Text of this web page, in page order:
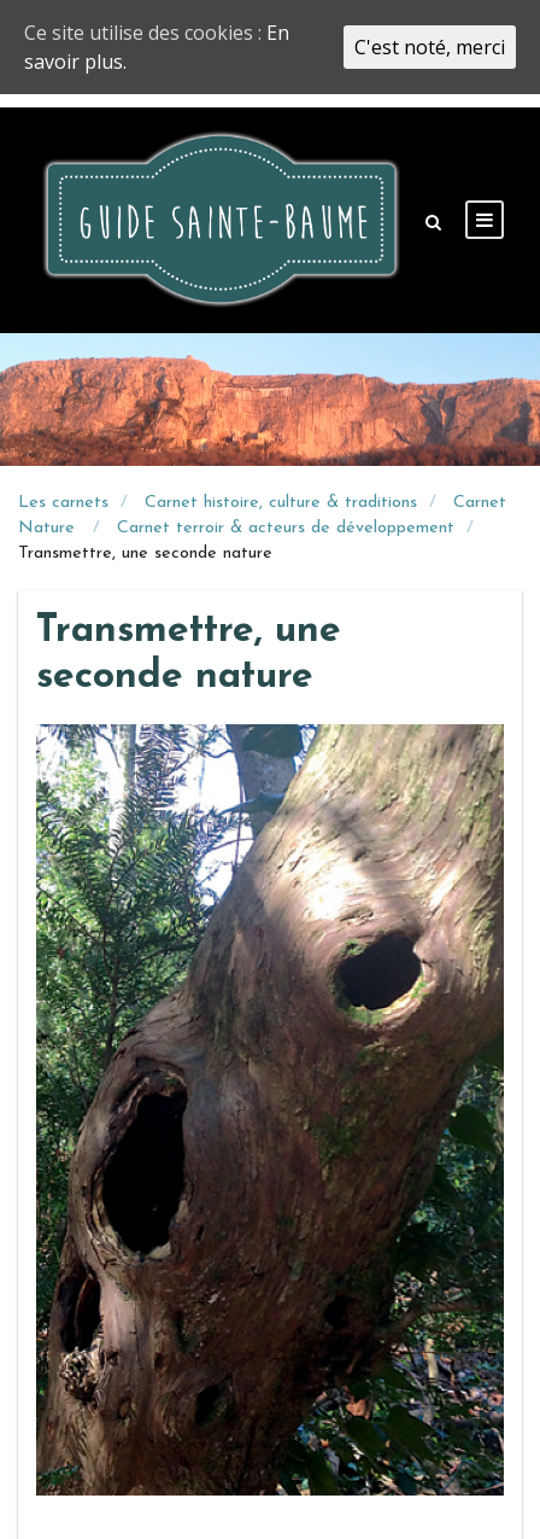
Les carnets Carnet histoire, culture & traditions
Carnet
Nature
Carnet terroir & acteurs de développement
Transmettre, une seconde nature
Transmettre, une
seconde nature
Ce site utilise des cookies : En
savoir plus.
C'est noté, merci